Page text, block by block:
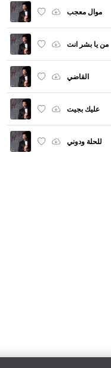
موال معجب
من يا بشر انت
القاضي
عليك بجيت
للحلة ودوني